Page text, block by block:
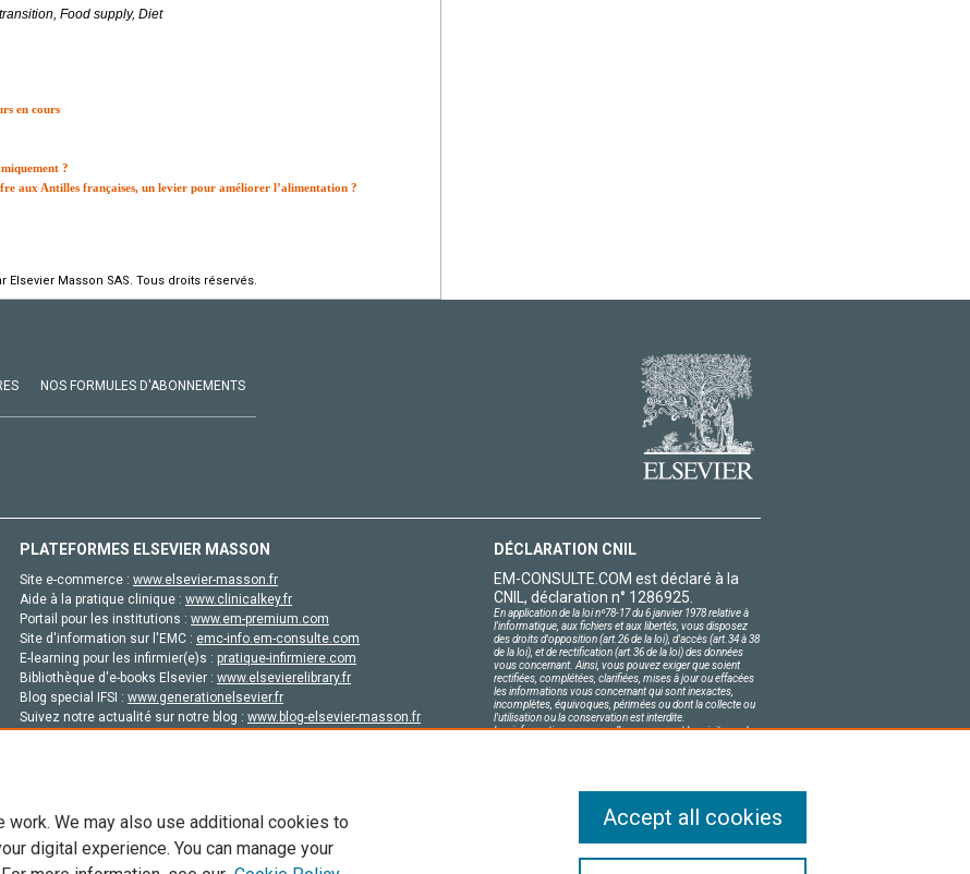
Food supply, Diet
en cours
?
aux Antilles françaises, un levier pour améliorer l’alimentation ?
Masson SAS. Tous droits réservés.
NOS FORMULES D'ABONNEMENTS
PLATEFORMES ELSEVIER MASSON
Site e-commerce : www.elsevier-masson.fr
Aide à la pratique clinique : www.clinicalkey.fr
Portail pour les institutions : www.em-premium.com
Site d'information sur l'EMC : emc-info.em-consulte.com
E-learning pour les infirmier(e)s : pratique-infirmiere.com
Bibliothèque d'e-books Elsevier : www.elsevierelibrary.fr
Blog special IFSI : www.generationelsevier.fr
Suivez notre actualité sur notre blog : www.blog-elsevier-masson.fr
DÉCLARATION CNIL
EM-CONSULTE.COM est déclaré à la
CNIL, déclaration n° 1286925.
En application de la loi nº78-17 du 6 janvier 1978 relative à
l'informatique, aux fichiers et aux libertés, vous disposez
des droits d'opposition (art.26 de la loi), d'accès (art.34 à 38
de la loi), et de rectification (art.36 de la loi) des données
vous concernant. Ainsi, vous pouvez exiger que soient
rectifiées, complétées, clarifiées, mises à jour ou effacées
les informations vous concernant qui sont inexactes,
incomplètes, équivoques, périmées ou dont la collecte ou
l'utilisation ou la conservation est interdite.
Les informations personnelles concernant les visiteurs de
We may also use additional cookies to
digital experience. You can manage your
Accept all cookies